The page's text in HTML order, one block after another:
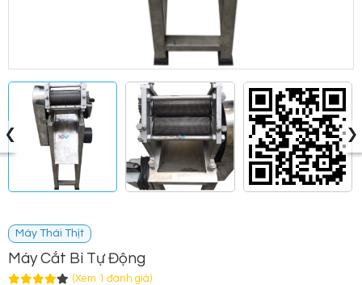
‹ ›
Máy Thái Thịt
Máy Cắt Bì Tự Động
(Xem 1 đánh giá)